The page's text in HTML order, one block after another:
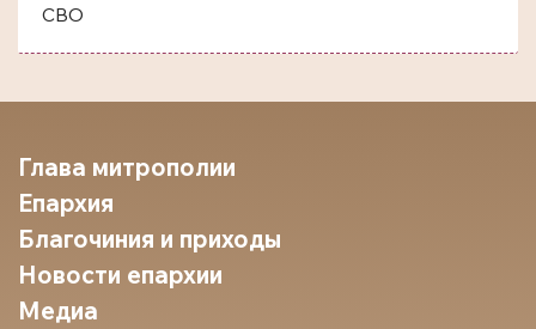
СВО
Глава митрополии
Епархия
Благочиния и приходы
Новости епархии
Медиа